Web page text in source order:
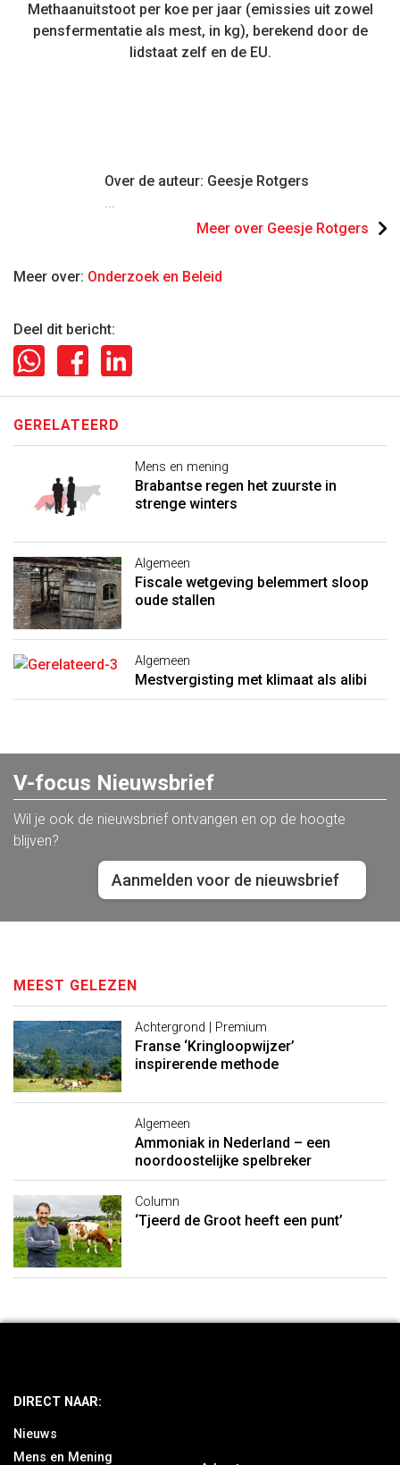
Methaanuitstoot per koe per jaar (emissies uit zowel
pensfermentatie als mest, in kg), berekend door de
lidstaat zelf en de EU.
Over de auteur: Geesje Rotgers
...
Meer over Geesje Rotgers
Meer over: Onderzoek en Beleid
Deel dit bericht:
GERELATEERD
Mens en mening
Brabantse regen het zuurste in
strenge winters
Algemeen
Fiscale wetgeving belemmert sloop
oude stallen
Algemeen
Mestvergisting met klimaat als alibi
V-focus Nieuwsbrief
Wil je ook de nieuwsbrief ontvangen en op de hoogte
blijven?
Aanmelden voor de nieuwsbrief
MEEST GELEZEN
Achtergrond | Premium
Franse ‘Kringloopwijzer’
inspirerende methode
Algemeen
Ammoniak in Nederland – een
noordoostelijke spelbreker
Column
‘Tjeerd de Groot heeft een punt’
DIRECT NAAR:
Nieuws
Mens en Mening